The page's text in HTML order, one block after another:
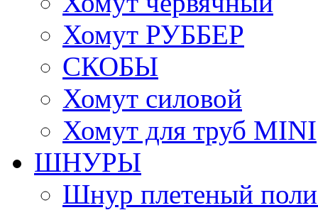
Хомут РУББЕР
СКОБЫ
Хомут силовой
Хомут для труб MINI
ШНУРЫ
Шнур плетеный